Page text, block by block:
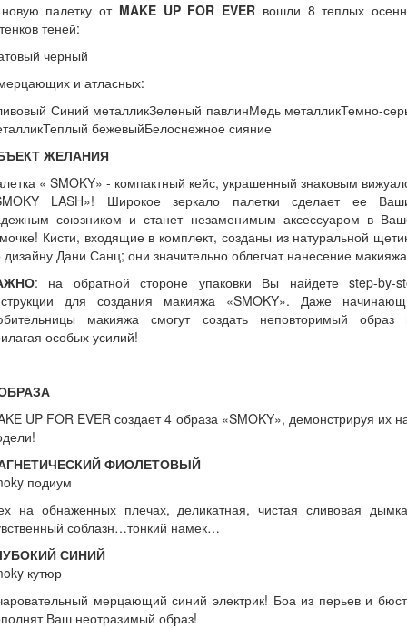
палетку от MAKE UP FOR EVER вошли 8 теплых
теней:
черный
и атласных:
Синий металликЗеленый павлинМедь металликТемно-
бежевыйБелоснежное сияние
ЖЕЛАНИЯ
« SMOKY» - компактный кейс, украшенный знаковым
LASH»! Широкое зеркало палетки сделает ее
союзником и станет незаменимым аксессуаром в
Кисти, входящие в комплект, созданы из натуральной
дизайну Дани Санц; они значительно облегчат нанесение
: на обратной стороне упаковки Вы найдете step-by-
для создания макияжа «SMOKY». Даже
макияжа смогут создать неповторимый образ
особых усилий!
UP FOR EVER создает 4 образа «SMOKY», демонстрируя их
ФИОЛЕТОВЫЙ
подиум
на обнаженных плечах, деликатная, чистая сливовая
соблазн…тонкий намек…
СИНИЙ
кутюр
мерцающий синий электрик! Боа из перьев и
Ваш неотразимый образ!